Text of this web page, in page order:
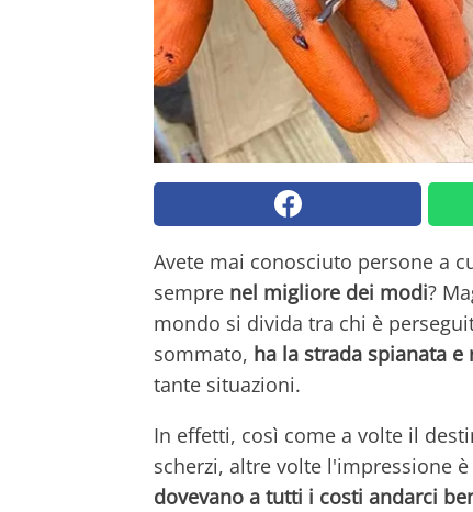
Avete mai conosciuto persone a
sempre nel migliore dei modi?
mondo si divida tra chi è
sommato, ha la strada spianata e
tante situazioni.
In effetti, così come a volte il
scherzi, altre volte l'impressione
dovevano a tutti i costi andarci